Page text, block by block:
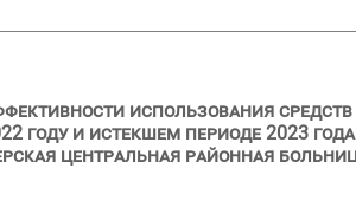
использования
году и истекшем периоде 2023
центральная районная